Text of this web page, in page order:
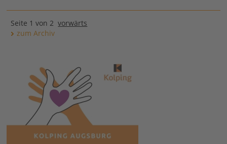
Seite 1 von 2vorwärts
zum Archiv